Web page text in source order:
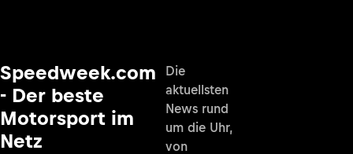
Speedweek.com
- Der beste
Motorsport im
Netz
Die
aktuellsten
News rund
um die Uhr,
von